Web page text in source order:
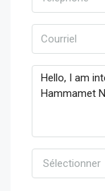
Sélectionner